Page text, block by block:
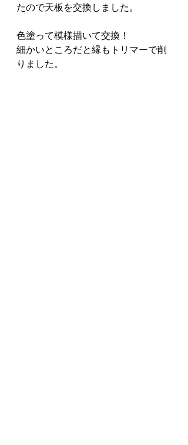
たので天板を交換しました。
色塗って模様描いて交換！
細かいところだと縁もトリマーで削
りました。